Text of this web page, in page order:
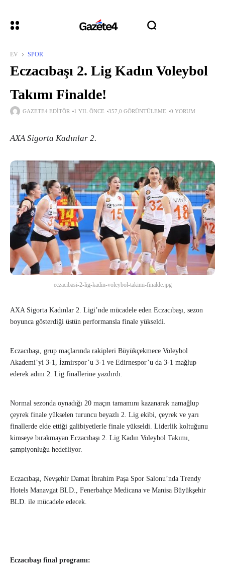
EV SPOR
Eczacıbaşı 2. Lig Kadın Voleybol
Takımı Finalde!
GAZETE4 EDITÖR 1 YIL ÖNCE 357,0 GÖRÜNTÜLEME 0 YORUM
AXA Sigorta Kadınlar 2.
eczacibasi-2-lig-kadin-voleybol-takimi-finalde.jpg
AXA Sigorta Kadınlar 2. Ligi’nde mücadele eden Eczacıbaşı, sezon
boyunca gösterdiği üstün performansla finale yükseldi.
Eczacıbaşı, grup maçlarında rakipleri Büyükçekmece Voleybol
Akademi’yi 3-1, İzmirspor’u 3-1 ve Edirnespor’u da 3-1 mağlup
ederek adını 2. Lig finallerine yazdırdı.
Normal sezonda oynadığı 20 maçın tamamını kazanarak namağlup
çeyrek finale yükselen turuncu beyazlı 2. Lig ekibi, çeyrek ve yarı
finallerde elde ettiği galibiyetlerle finale yükseldi. Liderlik koltuğunu
kimseye bırakmayan Eczacıbaşı 2. Lig Kadın Voleybol Takımı,
şampiyonluğu hedefliyor.
Eczacıbaşı, Nevşehir Damat İbrahim Paşa Spor Salonu’nda Trendy
Hotels Manavgat BLD., Fenerbahçe Medicana ve Manisa Büyükşehir
BLD. ile mücadele edecek.
Eczacıbaşı final programı: